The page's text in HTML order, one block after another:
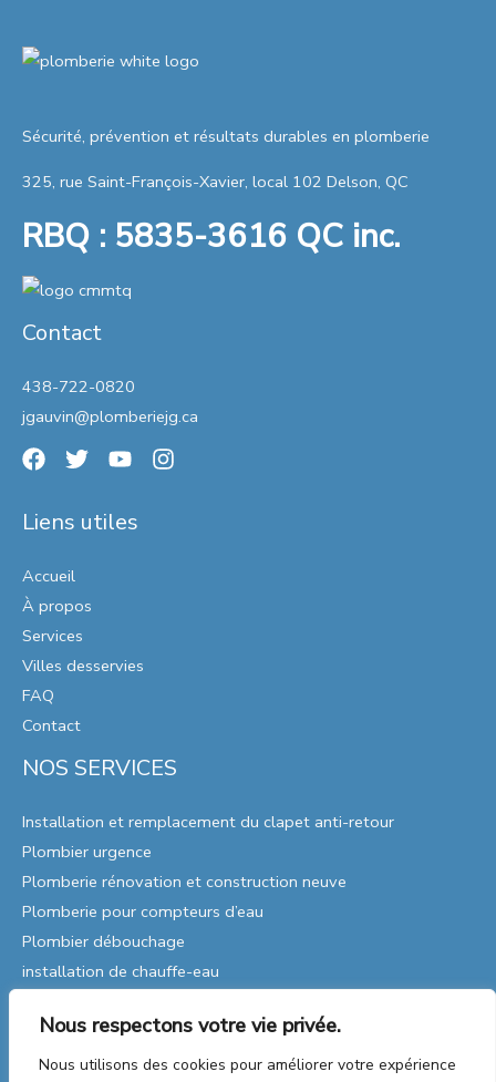
Nous respectons votre vie privée.
Nous utilisons des cookies pour améliorer votre expérience
Sécurité, prévention et résultats durables en plomberie
325, rue Saint-François-Xavier, local 102 Delson, QC
RBQ : 5835-3616 QC inc.
Contact
438-722-0820
jgauvin@plomberiejg.ca
Liens utiles
Accueil
À propos
Services
Villes desservies
FAQ
Contact
NOS SERVICES
Installation et remplacement du clapet anti-retour
Plombier urgence
Plomberie rénovation et construction neuve
Plomberie pour compteurs d’eau
Plombier débouchage
installation de chauffe-eau
Réparations de plomberie
Plomberie Industrielle